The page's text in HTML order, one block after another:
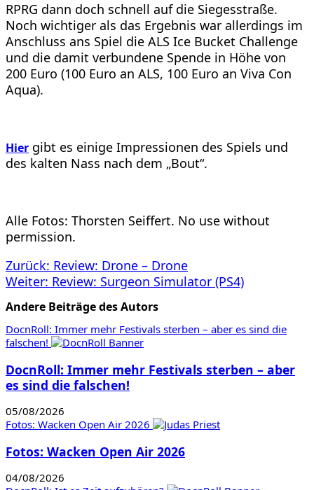
RPRG dann doch schnell auf die Siegesstraße.
Noch wichtiger als das Ergebnis war allerdings im
Anschluss ans Spiel die ALS Ice Bucket Challenge
und die damit verbundene Spende in Höhe von
200 Euro (100 Euro an ALS, 100 Euro an Viva Con
Aqua).
Hier gibt es einige Impressionen des Spiels und
des kalten Nass nach dem „Bout“.
Alle Fotos: Thorsten Seiffert. No use without
permission.
Beitragsnavigation
Zurück: Review: Drone – Drone
Weiter: Review: Surgeon Simulator (PS4)
Andere Beiträge des Autors
DocnRoll: Immer mehr Festivals sterben – aber es sind die
falschen!
DocnRoll: Immer mehr Festivals sterben – aber
es sind die falschen!
05/08/2026
Fotos: Wacken Open Air 2026
Fotos: Wacken Open Air 2026
04/08/2026